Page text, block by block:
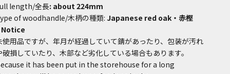
length/全長: about 224mm
of woodhandle/木柄の種類: Japanese red oak・赤樫
Notice
使用品ですが、年月が経過していて錆があったり、包装が汚れ
破損していたり、木部など劣化している場合もあります。
it has been put in the storehouse for a long